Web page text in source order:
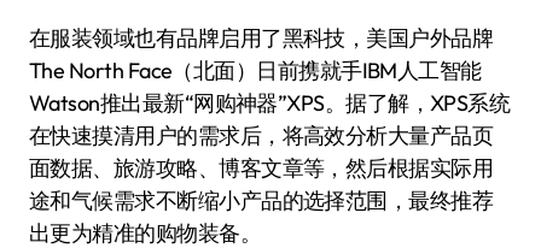
在服装领域也有品牌启用了黑科技，美国户外品牌
The North Face（北面）日前携就手IBM人工智能
Watson推出最新“网购神器”XPS。据了解，XPS系统
在快速摸清用户的需求后，将高效分析大量产品页
面数据、旅游攻略、博客文章等，然后根据实际用
途和气候需求不断缩小产品的选择范围，最终推荐
出更为精准的购物装备。